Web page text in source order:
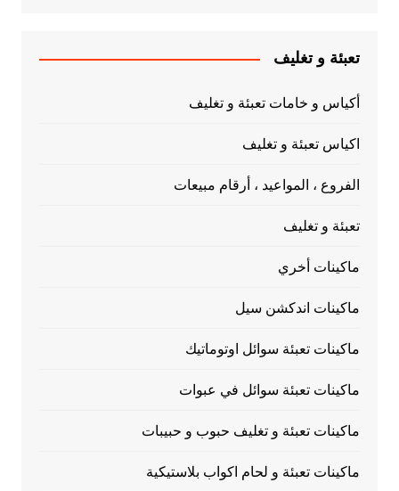
تعبئة و تغليف
أكياس و خامات تعبئة و تغليف
اكياس تعبئة و تغليف
الفروع ، المواعيد ، أرقام مبيعات
تعبئة و تغليف
ماكينات أخري
ماكينات اندكشن سيل
ماكينات تعبئة سوائل اوتوماتيك
ماكينات تعبئة سوائل في عبوات
ماكينات تعبئة و تغليف حبوب و حبيبات
ماكينات تعبئة و لحام اكواب بلاستيكية